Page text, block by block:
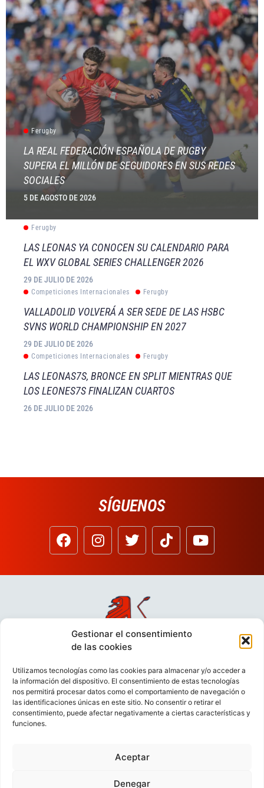
Gestionar el consentimiento
de las cookies
Utilizamos tecnologías como las cookies para almacenar y/o acceder a
la información del dispositivo. El consentimiento de estas tecnologías
nos permitirá procesar datos como el comportamiento de navegación o
las identificaciones únicas en este sitio. No consentir o retirar el
consentimiento, puede afectar negativamente a ciertas características y
funciones.
Aceptar
Denegar
Ferugby
LA REAL FEDERACIÓN ESPAÑOLA DE RUGBY
SUPERA EL MILLÓN DE SEGUIDORES EN SUS REDES
SOCIALES
5 DE AGOSTO DE 2026
Ferugby
LAS LEONAS YA CONOCEN SU CALENDARIO PARA
EL WXV GLOBAL SERIES CHALLENGER 2026
29 DE JULIO DE 2026
Competiciones Internacionales Ferugby
VALLADOLID VOLVERÁ A SER SEDE DE LAS HSBC
SVNS WORLD CHAMPIONSHIP EN 2027
29 DE JULIO DE 2026
Competiciones Internacionales Ferugby
LAS LEONAS7S, BRONCE EN SPLIT MIENTRAS QUE
LOS LEONES7S FINALIZAN CUARTOS
26 DE JULIO DE 2026
SÍGUENOS
VIDEOCONFERENCIASPOLÍTICA DE PRIVACIDAD